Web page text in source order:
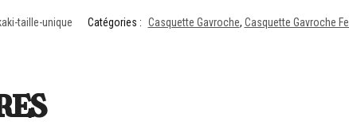
taille-unique Catégories : Casquette Gavroche, Casquette Gavroche